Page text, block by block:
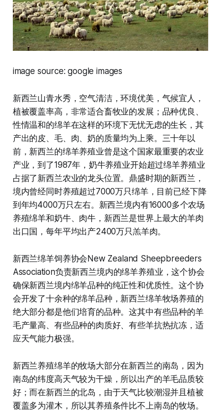
image source: google images
新西兰山青水秀，空气清洁，环境优美，气候宜人，
植被覆盖率高，非常适合畜牧业的发展；品种优良、
性情温和的绵羊在这样的环境下无忧无虑的生长，其
产出的皮、毛、肉、奶的质量均为上乘。三十年以
前，新西兰的绵羊养殖业曾是这个国家最重要的农业
产业，到了1987年，奶牛养殖业开始超过绵羊养殖业
占据了新西兰农业的龙头位置。鼎盛时期的新西兰，
境内曾经同时养殖超过7000万只绵羊，目前已经下降
到年均4000万只左右。新西兰境内有16000多个农场
养殖绵羊和奶牛、肉牛，新西兰是世界上最大的羊肉
出口国，每年平均出产2400万只羔羊肉。
新西兰绵羊饲养协会New Zealand Sheepbreeders
Association负责新西兰境内的绵羊养殖业，这个协会
确保新西兰境内绵羊品种的纯正性和优质性。这个协
会开发了十余种的绵羊品种，新西兰绵羊牧场养殖的
绝大部分都是他们培育的品种。这其中有些品种的羊
毛产量高、有些品种的肉质好、有些羊抗热抗冻，适
应天气能力极强。
新西兰养殖绵羊的牧场大部分在新西兰的南岛，因为
南岛的纬度高天气较为干燥，所以出产的羊毛品质较
好；而在新西兰的北岛，由于天气比较潮湿并且植被
覆盖多为灌木，所以其养殖条件比不上南岛的牧场。